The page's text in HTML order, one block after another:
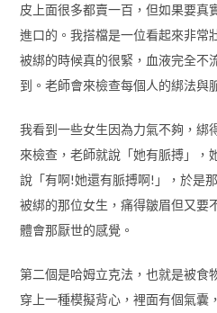
皮上面很多都賣一百，但如果要真
進口的。我搭檔是一位看起來非常
被綁的時候真的很緊，血液完全不
到。老師會來檢查每個人的綁法與
我看到一些女生因為力氣不夠，綁
來檢查，老師就說「她有脈搏」，
說「有啊!她還有脈搏啊!」，於是
被綁的那位女生，痛得皺眉但又要
體會那厭世的感覺。
第二個是哈姆立克法，也就是被食
穿上一種模擬背心，裡面有個氣囊